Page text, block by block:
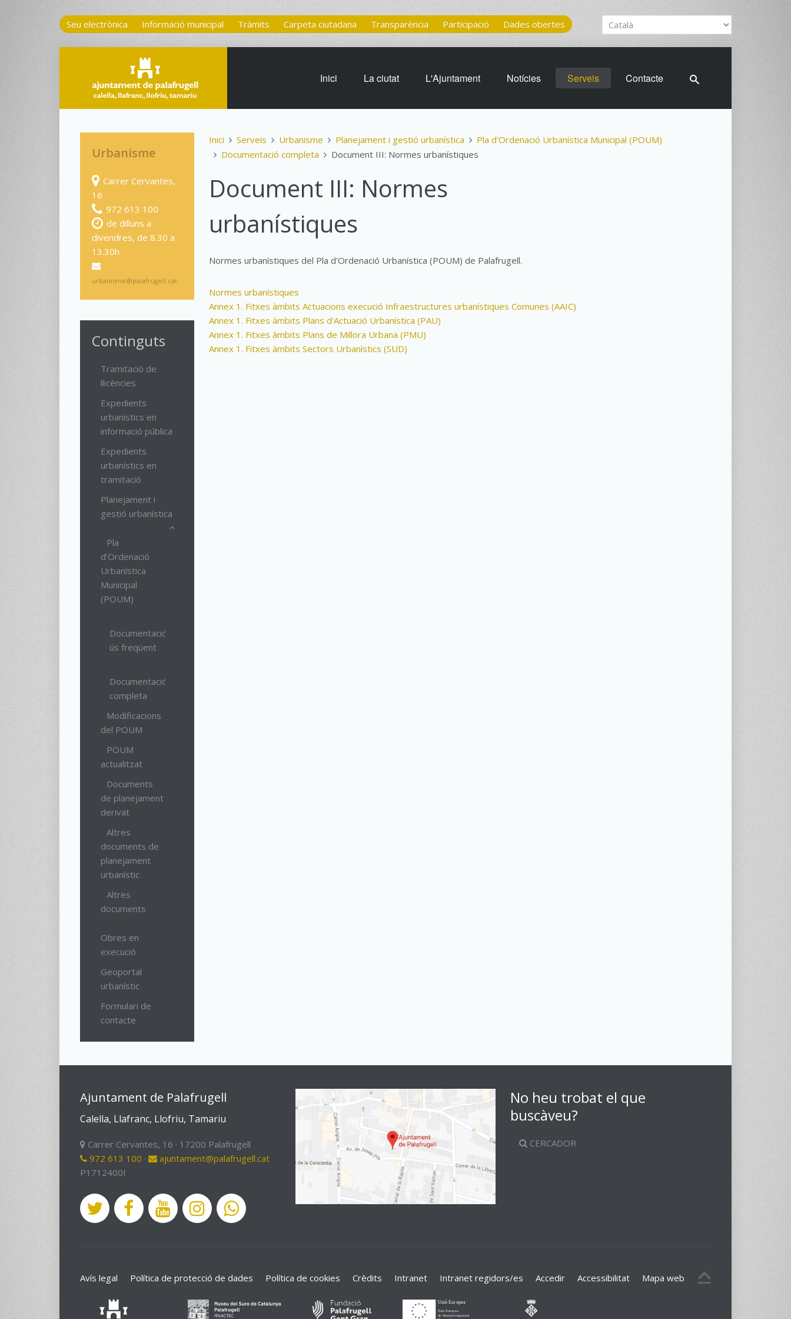
Seu electrònica Informació municipal Tràmits Carpeta ciutadana Transparència Participació Dades obertes
Inici La ciutat L'Ajuntament Notícies Serveis Contacte
Inici Serveis Urbanisme Planejament i gestió urbanística
Pla d'Ordenació Urbanística Municipal (POUM)
Documentació completa
Document III: Normes urbanístiques
Document III: Normes
urbanístiques
Normes urbanístiques del Pla d'Ordenació Urbanística (POUM) de Palafrugell.
Normes urbanístiques
Annex 1. Fitxes àmbits Actuacions execució Infraestructures urbanístiques Comunes (AAIC)
Annex 1. Fitxes àmbits Plans d'Actuació Urbanística (PAU)
Annex 1. Fitxes àmbits Plans de Millora Urbana (PMU)
Annex 1. Fitxes àmbits Sectors Urbanístics (SUD)
Urbanisme
Carrer Cervantes,
16
972 613 100
de dilluns a
divendres, de 8.30 a
13.30h
urbanisme@palafrugell.cat
Continguts
Tramitació de
llicències
Expedients
urbanístics en
informació pública
Expedients
urbanístics en
tramitació
Planejament i
gestió urbanística
Pla
d'Ordenació
Urbanística
Municipal
(POUM)
Documentació
ús freqüent
Documentació
completa
Modificacions
del POUM
POUM
actualitzat
Documents
de planejament
derivat
Altres
documents de
planejament
urbanístic
Altres
documents
Obres en
execució
Geoportal
urbanístic
Formulari de
contacte
Ajuntament de Palafrugell
Calella, Llafranc, Llofriu, Tamariu
Carrer Cervantes, 16 · 17200 Palafrugell
972 613 100 ·
ajuntament@palafrugell.cat
P1712400I
No heu trobat el que
buscàveu?
CERCADOR
Avís legal Política de protecció de dades Política de cookies Crèdits Intranet Intranet regidors/es Accedir Accessibilitat Mapa web